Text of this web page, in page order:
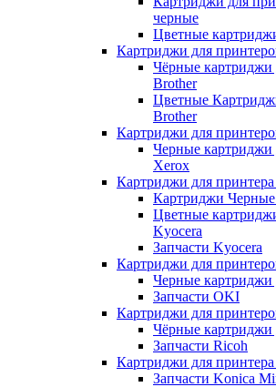
черные
Цветные
Картриджи для
Чёрные картриджи
Brother
Цветные
Brother
Картриджи для
Черные картриджи
Xerox
Картриджи для
Картриджи Черные
Цветные
Kyocera
Запчасти Kyocera
Картриджи для
Черные картриджи
Запчасти OKI
Картриджи для
Чёрные картриджи
Запчасти Ricoh
Картриджи для
Запчасти Koniсa